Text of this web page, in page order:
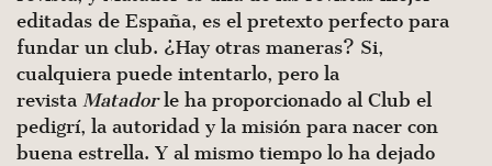
editadas de España, es el pretexto perfecto para
fundar un club. ¿Hay otras maneras? Si,
cualquiera puede intentarlo, pero la
revista Matadorle ha proporcionado al Club el
pedigrí, la autoridad y la misión para nacer con
buena estrella. Y al mismo tiempo lo ha dejado